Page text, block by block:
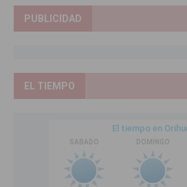
PUBLICIDAD
EL TIEMPO